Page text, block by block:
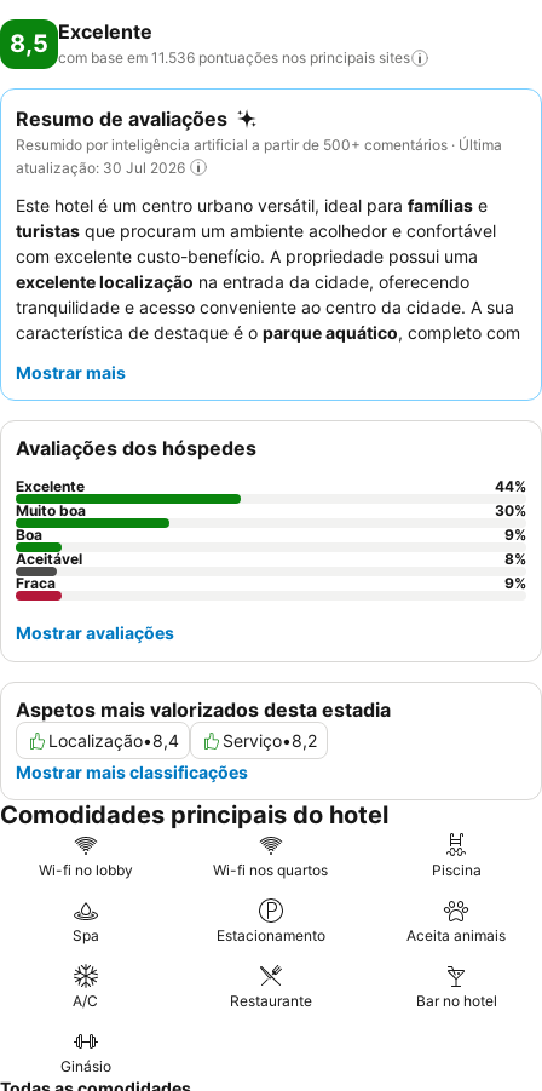
8,5 Excelente
com base em 11.536 pontuações nos principais sites
Resumo de avaliações
Resumido por inteligência artificial a partir de 500+ comentários · Última
atualização: 30 Jul 2026
Este hotel é um centro urbano versátil, ideal para famílias e
turistas que procuram um ambiente acolhedor e confortável
com excelente custo-benefício. A propriedade possui uma
excelente localização na entrada da cidade, oferecendo
tranquilidade e acesso conveniente ao centro da cidade. A sua
característica de destaque é o parque aquático, completo com
para relaxamento e recreação. Os hóspedes elogiam
excecional
buffet de pequeno-almoço
feitas na hora. Para uma estadia mais confortável, considere
solicitar um quarto num andar superior ou um virado para o
jardim para vistas potencialmente melhores e um ambiente mais
tranquilo.
Mostrar mais
Aspetos mais valorizados desta estadia
Localização•8,4 Serviço•8,2
Mostrar mais classificações
Avaliações dos hóspedes
Excelente 44%
Muito boa
30%
Boa
9%
Aceitável
8%
Fraca
9%
Mostrar avaliações
Comodidades principais do hotel
Wi-fi no lobby Wi-fi nos quartos Piscina
Spa Estacionamento Aceita animais
A/C Restaurante Bar no hotel
Ginásio